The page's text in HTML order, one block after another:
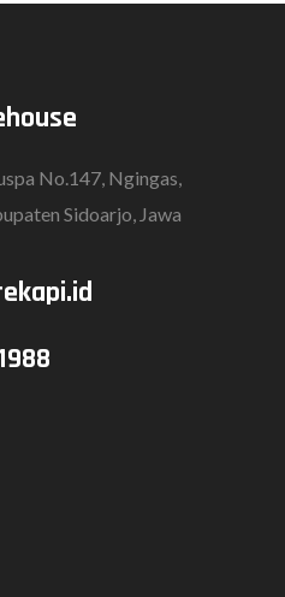
No.147, Ngingas,
Sidoarjo, Jawa